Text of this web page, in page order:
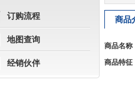
订购流程
地图查询
经销伙伴
商品
商品名称
商品特征